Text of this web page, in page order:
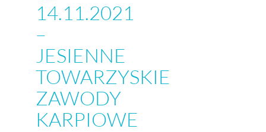
14.11.2021
–
JESIENNE
TOWARZYSKIE
ZAWODY
KARPIOWE